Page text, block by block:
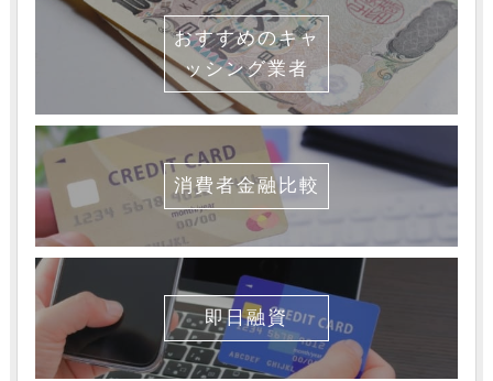
おすすめのキャ
ッシング業者
消費者金融比較
即日融資